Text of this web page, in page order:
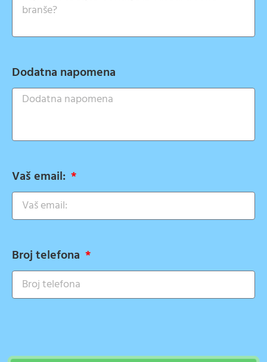
Dodatna napomena
Vaš email:
Broj telefona